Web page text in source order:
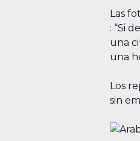
Las
: “Si
una
una
Los
sin